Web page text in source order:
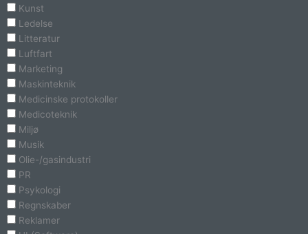
Kunst
Ledelse
Litteratur
Luftfart
Marketing
Maskinteknik
Medicinske protokoller
Medicoteknik
Miljø
Musik
Olie-/gasindustri
PR
Psykologi
Regnskaber
Reklamer